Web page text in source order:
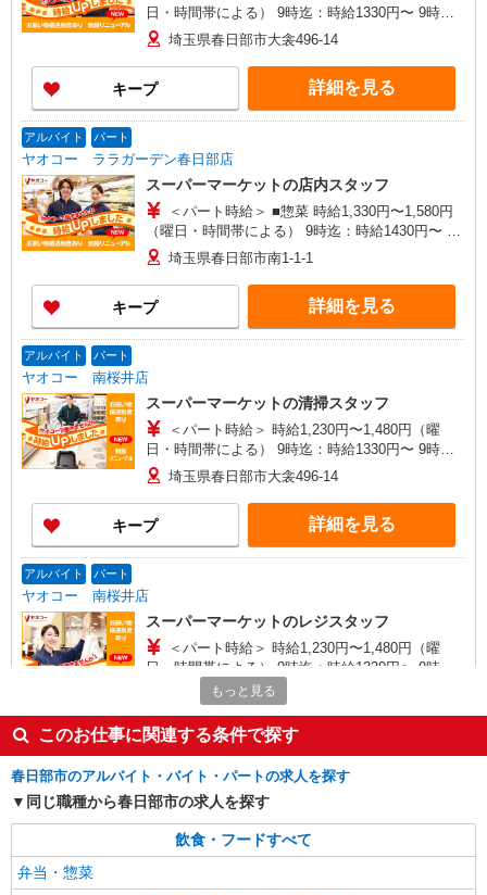
日・時間帯による） 9時迄：時給1330円〜 9時以
降：時給1230円〜 16時以降：時給1380円〜 ★土
曜＋100円 ★日・祝＋100円 ※アルバイトさんの
時給や募集内容はお問い合わせください
埼玉県春日部市大衾496-14
キープ 詳細を見る
アルバイト パート
ヤオコー ララガーデン春日部店
スーパーマーケットの店内スタッフ
＜パート時給＞ ■惣菜 時給1,330円〜1,580円
（曜日・時間帯による） 9時迄：時給1430円〜 9
時以降：時給1330円〜 16時以降：時給1480円〜
★土曜＋100円 ★日・祝＋100円 ■惣菜以外 時給
1,230円〜1,480円（曜日・時間帯による） 9時
迄：時給1330円〜 9時以降：時給1230円〜 16時以
降：時給1380円〜 ★土曜＋100円 ★日・祝＋100
わせください
埼玉県春日部市南1-1-1
キープ 詳細を見る
アルバイト パート
ヤオコー 南桜井店
スーパーマーケットの清掃スタッフ
＜パート時給＞ 時給1,230円〜1,480円（曜
日・時間帯による） 9時迄：時給1330円〜 9時以
降：時給1230円〜 16時以降：時給1380円〜 ★土
曜＋100円 ★日・祝＋100円 ※アルバイトさんの
時給や募集内容はお問い合わせください
埼玉県春日部市大衾496-14
キープ 詳細を見る
アルバイト パート
ヤオコー 南桜井店
スーパーマーケットのレジスタッフ
＜パート時給＞ 時給1,230円〜1,480円（曜
日・時間帯による） 9時迄：時給1330円〜 9時以
降：時給1230円〜 16時以降：時給1380円〜 ★土
曜＋100円 ★日・祝＋100円 ※アルバイトさんの
時給や募集内容はお問い合わせください
埼玉県春日部市大衾496-14
キープ
アルバイト パート
ヤオコー ララガーデン春日部店
スーパーマーケットの日配スタッフ
日・時間帯による） 9時迄：時給1330円〜 9時以
もっと見る
このお仕事に関連する条件で探す
春日部市のアルバイト・バイト・パートの求人を探す
同じ職種から春日部市の求人を探す
飲食・フードすべて
弁当・惣菜